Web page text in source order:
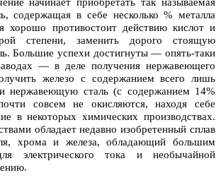
начинает приобретать так называемая
содержащая в себе несколько % металла
хорошо противостоит действию кислот и
степени, заменить дорого стоящую
Большие успехи достигнуты — опять-таки
— в деле получения нержавеющего
железо с содержанием всего лишь
нержавеющую сталь (с содержанием 14%
совсем не окисляются, находя себе
в некоторых химических производствах.
обладает недавно изобретенный сплав
хрома и железа, обладающий большим
электрического тока и необычайной